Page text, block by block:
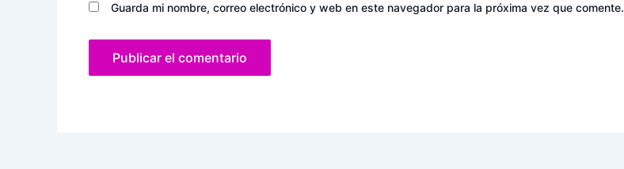
Guarda mi nombre, correo electrónico y web en este navegador para la próxima vez que comente.